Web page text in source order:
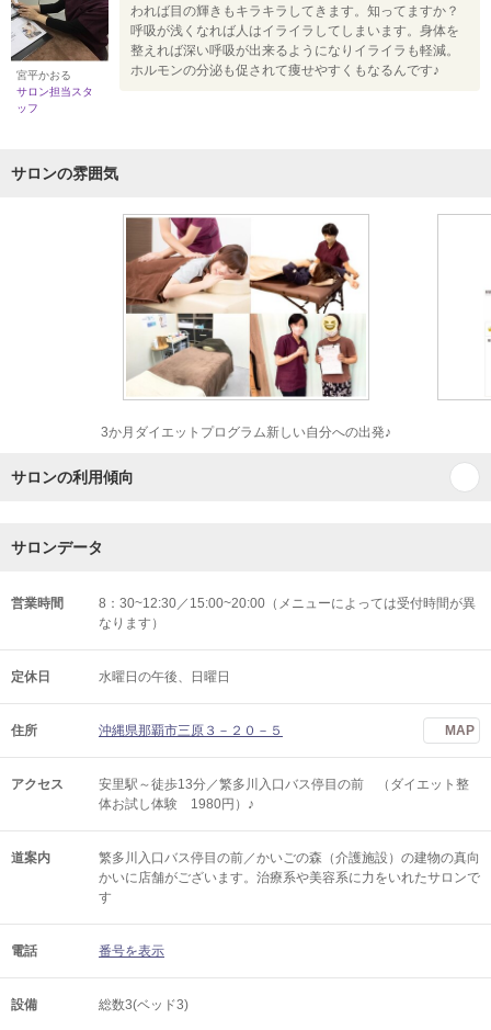
宮平かおる
サロン担当スタ
ッフ
われば目の輝きもキラキラしてきます。知ってますか？
呼吸が浅くなれば人はイライラしてしまいます。身体を
整えれば深い呼吸が出来るようになりイライラも軽減。
ホルモンの分泌も促されて痩せやすくもなるんです♪
サロンの雰囲気
3か月ダイエットプログラム新しい自分への出発♪
サロンの利用傾向
サロンデータ
営業時間
8：30~12:30／15:00~20:00（メニューによっては受付時間が異
なります）
定休日 水曜日の午後、日曜日
住所 沖縄県那覇市三原３－２０－５ MAP
アクセス
安里駅～徒歩13分／繁多川入口バス停目の前 （ダイエット整
体お試し体験 1980円）♪
道案内
繁多川入口バス停目の前／かいごの森（介護施設）の建物の真向
かいに店舗がございます。治療系や美容系に力をいれたサロンで
す
電話 番号を表示
設備 総数3(ベッド3)